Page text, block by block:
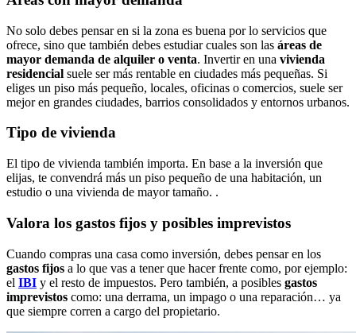
No solo debes pensar en si la zona es buena por lo servicios que
ofrece, sino que también debes estudiar cuales son las áreas de
mayor demanda de alquiler o venta. Invertir en una vivienda
residencial suele ser más rentable en ciudades más pequeñas. Si
eliges un piso más pequeño, locales, oficinas o comercios, suele ser
mejor en grandes ciudades, barrios consolidados y entornos urbanos.
Tipo de vivienda
El tipo de vivienda también importa. En base a la inversión que
elijas, te convendrá más un piso pequeño de una habitación, un
estudio o una vivienda de mayor tamaño. .
Valora los gastos fijos y posibles imprevistos
Cuando compras una casa como inversión, debes pensar en los
gastos fijos a lo que vas a tener que hacer frente como, por ejemplo:
el IBI y el resto de impuestos. Pero también, a posibles gastos
imprevistos como: una derrama, un impago o una reparación… ya
que siempre corren a cargo del propietario.